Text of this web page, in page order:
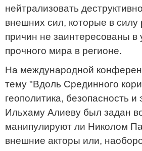
нейтрализовать
внешних сил, которые в силу
причин не заинтересованы в
прочного мира в регионе.
На международной
тему "Вдоль Срединного
геополитика, безопасность и
Ильхаму Алиеву был задан
манипулируют ли Николом
внешние акторы или,